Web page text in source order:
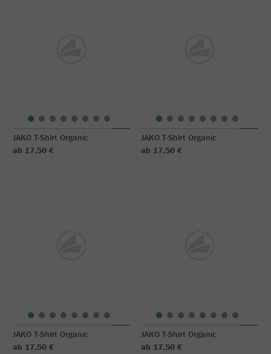
JAKO T-Shirt Organic
ab 17,50 €
JAKO T-Shirt Organic
ab 17,50 €
JAKO T-Shirt Organic
ab 17,50 €
JAKO T-Shirt Organic
ab 17,50 €